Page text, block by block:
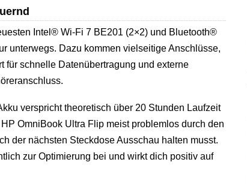
Intel® Wi-Fi 7 BE201 (2×2) und Bluetooth®
unterwegs. Dazu kommen vielseitige Anschlüsse,
für schnelle Datenübertragung und externe
verspricht theoretisch über 20 Stunden Laufzeit
OmniBook Ultra Flip meist problemlos durch den
der nächsten Steckdose Ausschau halten musst.
zur Optimierung bei und wirkt dich positiv auf